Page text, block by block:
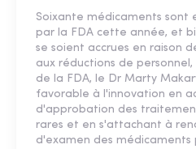
Soixante médicaments
par la FDA cette année, et
se soient accrues en raison
aux réductions de
de la FDA, le Dr Marty
favorable à l'innovation en
d'approbation des
rares et en s'attachant à
d'examen des médicaments